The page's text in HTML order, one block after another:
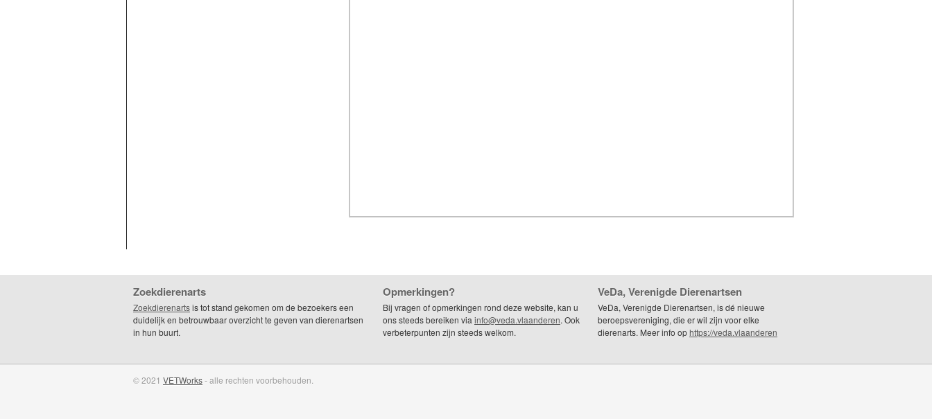
Zoekdierenarts
Zoekdierenartsis tot stand gekomen om de bezoekers een
duidelijk en betrouwbaar overzicht te geven van dierenartsen
in hun buurt.
Opmerkingen?
Bij vragen of opmerkingen rond deze website, kan u
ons steeds bereiken via info@veda.vlaanderen. Ook
verbeterpunten zijn steeds welkom.
VeDa, Verenigde Dierenartsen
VeDa, Verenigde Dierenartsen, is dé nieuwe
beroepsvereniging, die er wil zijn voor elke
dierenarts. Meer info ophttps://veda.vlaanderen
© 2021 VETWorks- alle rechten voorbehouden.